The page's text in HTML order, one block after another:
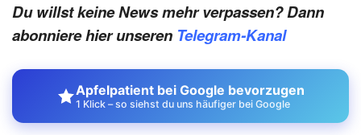
Du willst keine News mehr verpassen? Dann
abonniere hier unseren Telegram-Kanal
Apfelpatient bei Google bevorzugen
1 Klick – so siehst du uns häufiger bei Google